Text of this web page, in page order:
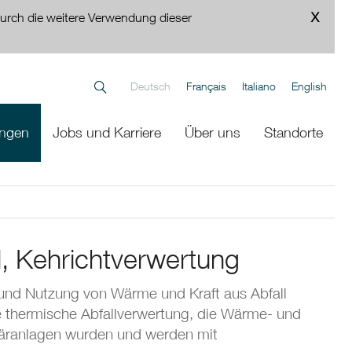
die weitere Verwendung dieser
Deutsch Français Italiano English
Jobs und Karriere Über uns Standorte
Kehrichtverwertung
Nutzung von Wärme und Kraft aus Abfall
Abfallverwertung, die Wärme- und
wurden und werden mit